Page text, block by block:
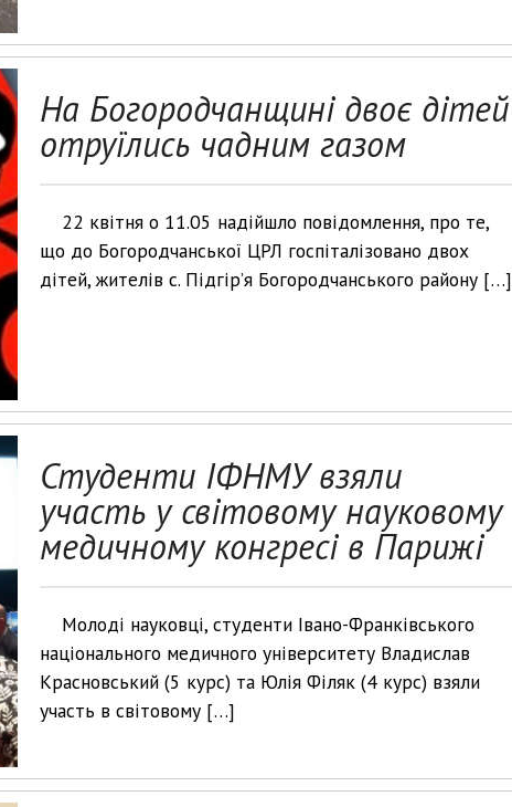
На Богородчанщині двоє дітей
отруїлись чадним газом
22 квітня о 11.05 надійшло повідомлення, про те,
що до Богородчанської ЦРЛ госпіталізовано двох
дітей, жителів с. Підгір’я Богородчанського району […]
Студенти ІФНМУ взяли
участь у світовому науковому
медичному конгресі в Парижі
Молоді науковці, студенти Івано-Франківського
національного медичного університету Владислав
Красновський (5 курс) та Юлія Філяк (4 курс) взяли
участь в світовому […]